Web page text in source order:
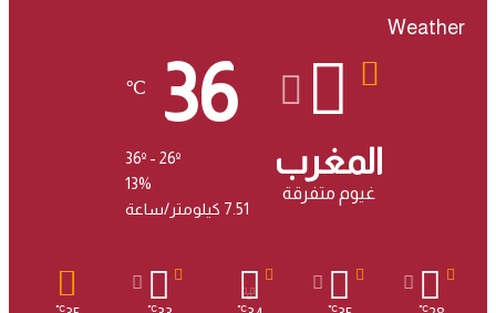
Weather
المغرب
غيوم متفرقة
36
℃
36º - 26º
13%
7.51 كيلومتر/ساعة
℃
℃
℃
℃
℃